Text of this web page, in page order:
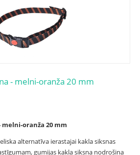
- melni-oranža 20 mm
oranža 20 mm
alternatīva ierastajai kakla siksnas
gumijas kakla siksna nodrošina